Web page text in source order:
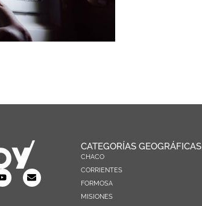
CATEGORÍAS GEOGRÁFICAS
CHACO
CORRIENTES
FORMOSA
MISIONES